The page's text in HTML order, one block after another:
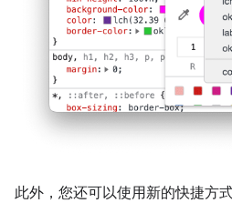
此外，您还可以使用新的快捷方